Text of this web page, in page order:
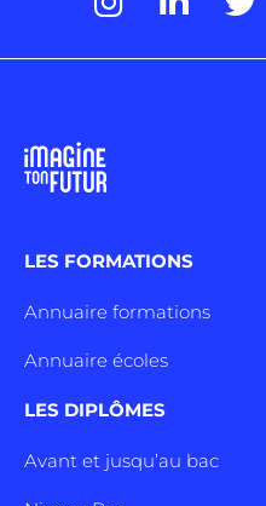
LES FORMATIONS
Annuaire formations
Annuaire écoles
LES DIPLÔMES
Avant et jusqu’au bac